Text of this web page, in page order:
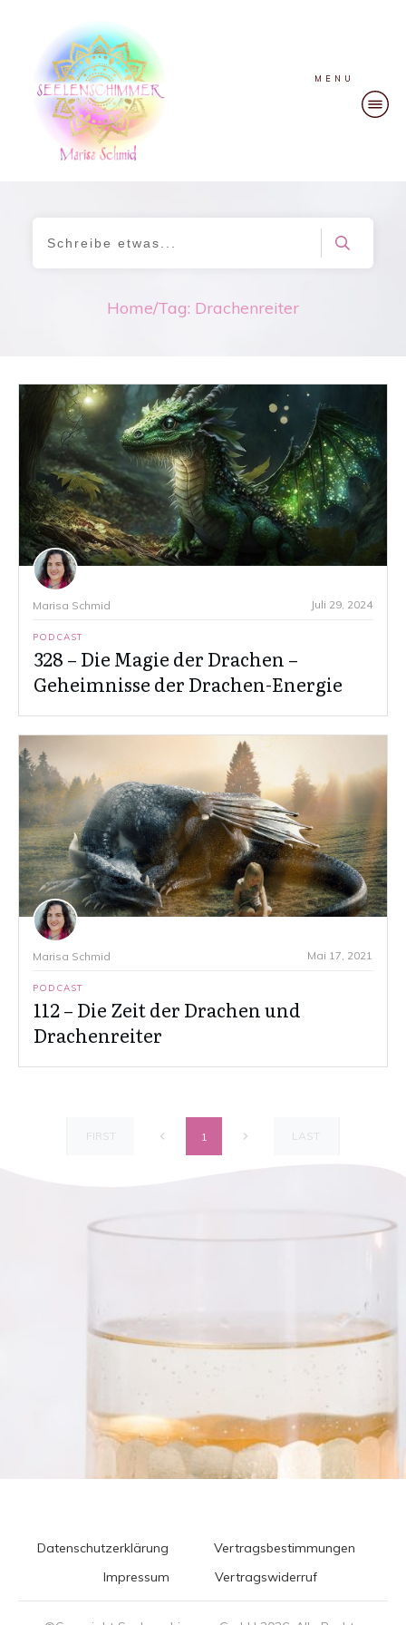
MENU
Home/Tag: Drachenreiter
Marisa Schmid Juli 29, 2024
PODCAST
328 – Die Magie der Drachen –
Geheimnisse der Drachen-Energie
Marisa Schmid Mai 17, 2021
PODCAST
112 – Die Zeit der Drachen und
Drachenreiter
FIRST 1 LAST
Datenschutzerklärung
Vertragsbestimmungen
Impressum
Vertragswiderruf